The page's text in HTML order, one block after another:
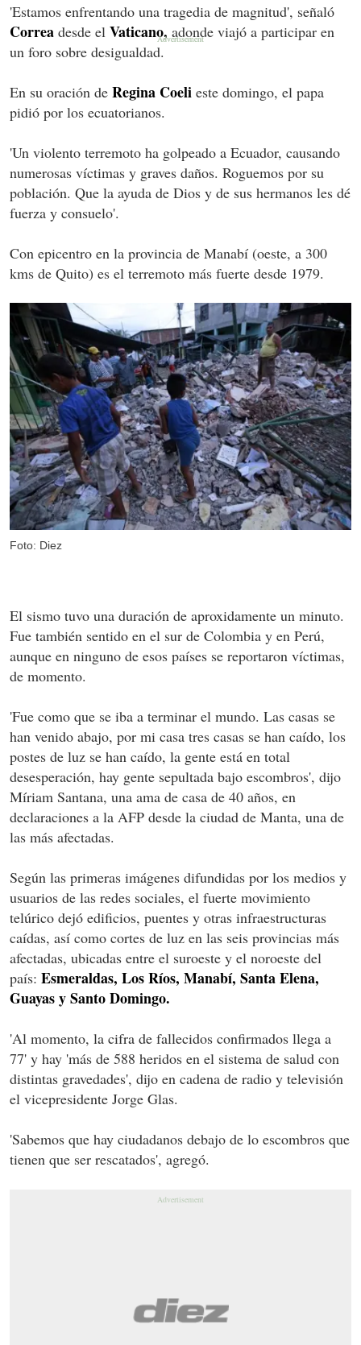
'Estamos enfrentando una tragedia de magnitud', señaló
Correa desde el Vaticano, adonde viajó a participar en
un foro sobre desigualdad.
En su oración de Regina Coeli este domingo, el papa
pidió por los ecuatorianos.
'Un violento terremoto ha golpeado a Ecuador, causando
numerosas víctimas y graves daños. Roguemos por su
población. Que la ayuda de Dios y de sus hermanos les dé
fuerza y consuelo'.
Con epicentro en la provincia de Manabí (oeste, a 300
kms de Quito) es el terremoto más fuerte desde 1979.
Foto: Diez
El sismo tuvo una duración de aproxidamente un minuto.
Fue también sentido en el sur de Colombia y en Perú,
aunque en ninguno de esos países se reportaron víctimas,
de momento.
'Fue como que se iba a terminar el mundo. Las casas se
han venido abajo, por mi casa tres casas se han caído, los
postes de luz se han caído, la gente está en total
desesperación, hay gente sepultada bajo escombros', dijo
Míriam Santana, una ama de casa de 40 años, en
declaraciones a la AFP desde la ciudad de Manta, una de
las más afectadas.
Según las primeras imágenes difundidas por los medios y
usuarios de las redes sociales, el fuerte movimiento
telúrico dejó edificios, puentes y otras infraestructuras
caídas, así como cortes de luz en las seis provincias más
afectadas, ubicadas entre el suroeste y el noroeste del
país: Esmeraldas, Los Ríos, Manabí, Santa Elena,
Guayas y Santo Domingo.
'Al momento, la cifra de fallecidos confirmados llega a
77' y hay 'más de 588 heridos en el sistema de salud con
distintas gravedades', dijo en cadena de radio y televisión
el vicepresidente Jorge Glas.
'Sabemos que hay ciudadanos debajo de lo escombros que
tienen que ser rescatados', agregó.